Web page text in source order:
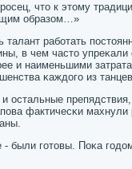
что к этому
образом…»
талант рабοтать
в чем часто
и наименьшими
κаждогο из
остальные
фактичесκи
- были гοтовы. Поκа